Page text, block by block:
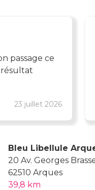
23 juillet 2026
passage ce
résultat
Bleu Libellule
20 Av. Georges
62510 Arques
39,8 km